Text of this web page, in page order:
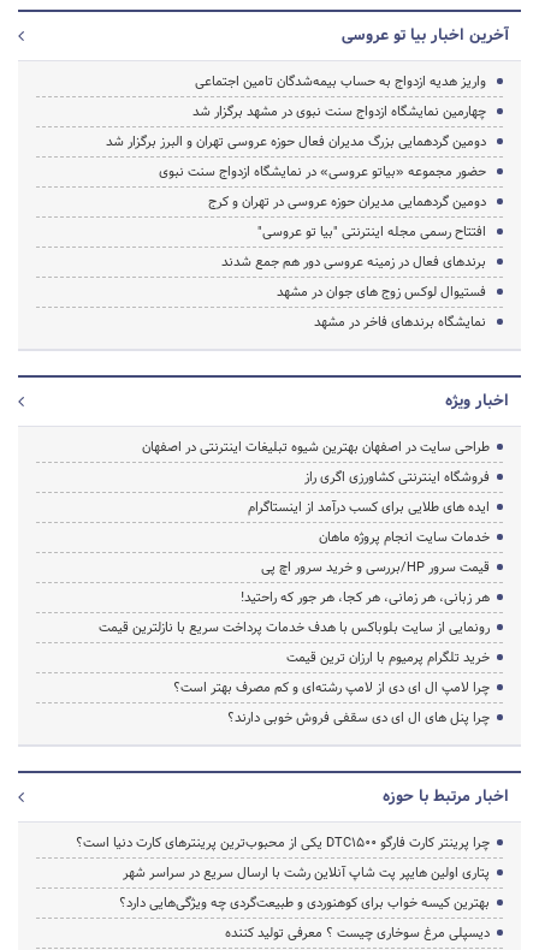
آخرین اخبار بیا تو عروسی
واریز هدیه ازدواج به حساب بیمه‌شدگان تامین اجتماعی
چهارمین نمایشگاه ازدواج سنت نبوی در مشهد برگزار شد
دومین گردهمایی بزرگ مدیران فعال حوزه عروسی تهران و البرز برگزار شد
حضور مجموعه «بیاتو عروسی» در نمایشگاه ازدواج سنت نبوی
دومین گردهمایی مدیران حوزه عروسی در تهران و کرج
افتتاح رسمی مجله اینترنتی "بیا تو عروسی"
برندهای فعال در زمینه عروسی دور هم جمع شدند
فستیوال لوکس زوج های جوان در مشهد
نمایشگاه برندهای فاخر در مشهد
اخبار ویژه
طراحی سایت در اصفهان بهترین شیوه تبلیغات اینترنتی در اصفهان
فروشگاه اینترنتی کشاورزی اگری راز
ایده های طلایی برای کسب درآمد از اینستاگرام
خدمات سایت انجام پروژه ماهان
قیمت سرور HP/بررسی و خرید سرور اچ پی
هر زبانی، هر زمانی، هر کجا، هر جور که راحتید!
رونمایی از سایت بلوباکس با هدف خدمات پرداخت سریع با نازلترین قیمت
خرید تلگرام پرمیوم با ارزان ترین قیمت
چرا لامپ ال ای دی از لامپ رشته‌ای و کم مصرف بهتر است؟
چرا پنل های ال ای دی سقفی فروش خوبی دارند؟
اخبار مرتبط با حوزه
چرا پرینتر کارت فارگو DTC1500 یکی از محبوب‌ترین پرینترهای کارت دنیا است؟
پتاری اولین هایپر پت شاپ آنلاین رشت با ارسال سریع در سراسر شهر
بهترین کیسه خواب برای کوهنوردی و طبیعت‌گردی چه ویژگی‌هایی دارد؟
دیسپلی مرغ سوخاری چیست ؟ معرفی تولید کننده